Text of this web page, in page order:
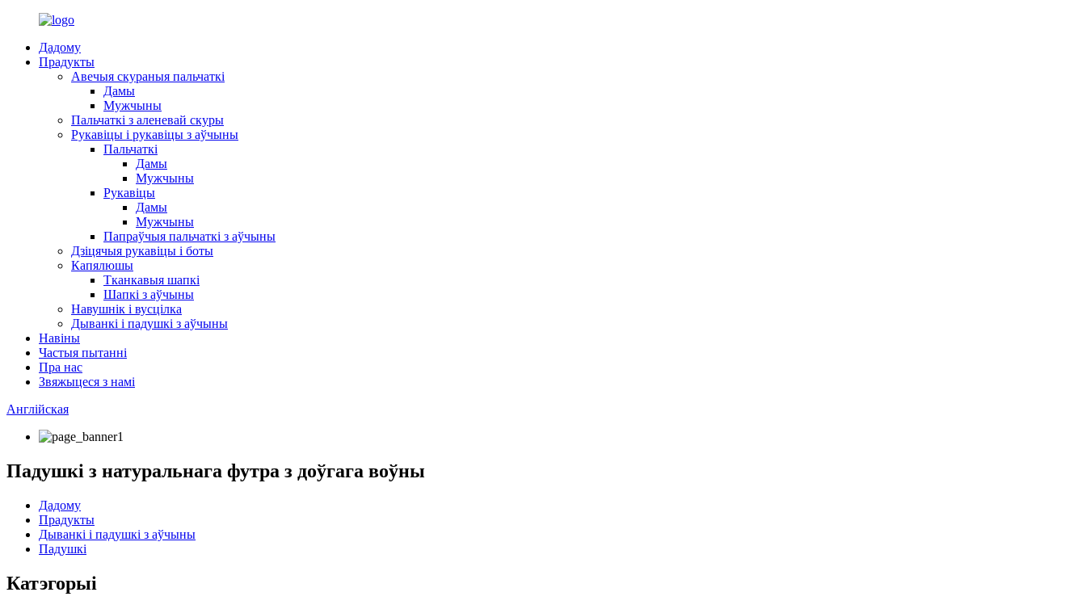
Дадому
Прадукты
Авечыя скураныя пальчаткі
Дамы
Мужчыны
Пальчаткі з аленевай скуры
Рукавіцы і рукавіцы з аўчыны
Пальчаткі
Дамы
Мужчыны
Рукавіцы
Дамы
Мужчыны
Папраўчыя пальчаткі з аўчыны
Дзіцячыя рукавіцы і боты
Капялюшы
Тканкавыя шапкі
Шапкі з аўчыны
Навушнік і вусцілка
Дыванкі і падушкі з аўчыны
Навіны
Частыя пытанні
Пра нас
Звяжыцеся з намі
Англійская
Падушкі з натуральнага футра з доўгага воўны
Дадому
Прадукты
Дыванкі і падушкі з аўчыны
Падушкі
Катэгорыі